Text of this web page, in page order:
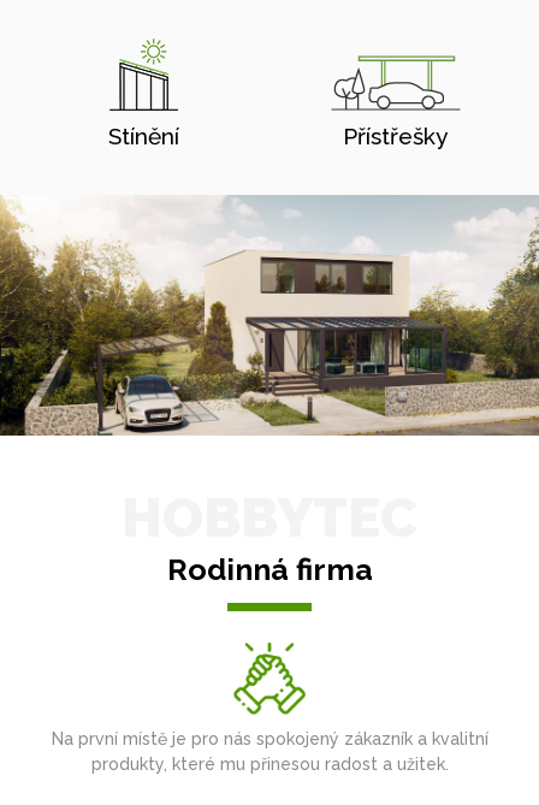
Stínění Přístřešky
Rodinná firma
Na první místě je pro nás spokojený zákazník a kvalitní
produkty, které mu přinesou radost a užitek.